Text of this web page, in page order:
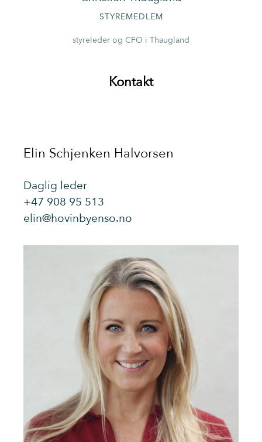
STYREMEDLEM
styreleder og CFO i Thaugland
Kontakt
Elin Schjenken Halvorsen
Daglig leder
+47 908 95 513
elin@hovinbyenso.no